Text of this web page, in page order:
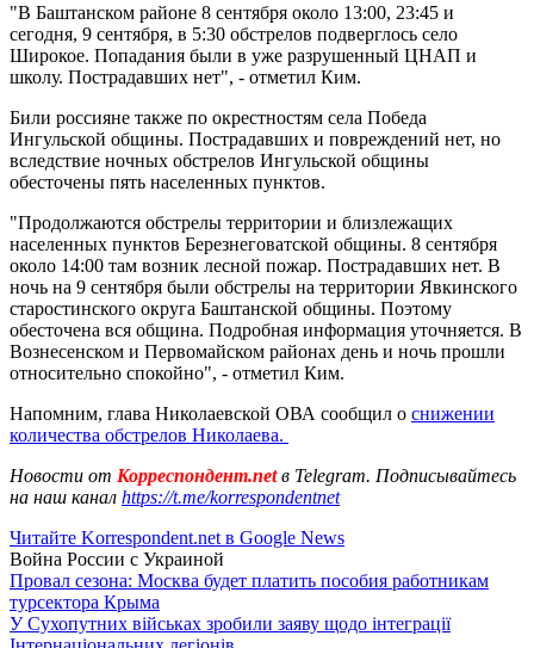
"В Баштанском районе 8 сентября около 13:00, 23:45 и
сегодня, 9 сентября, в 5:30 обстрелов подверглось село
Широкое. Попадания были в уже разрушенный ЦНАП и
школу. Пострадавших нет", - отметил Ким.
Били россияне также по окрестностям села Победа
Ингульской общины. Пострадавших и повреждений нет, но
вследствие ночных обстрелов Ингульской общины
обесточены пять населенных пунктов.
"Продолжаются обстрелы территории и близлежащих
населенных пунктов Березнеговатской общины. 8 сентября
около 14:00 там возник лесной пожар. Пострадавших нет. В
ночь на 9 сентября были обстрелы на территории Явкинского
старостинского округа Баштанской общины. Поэтому
обесточена вся община. Подробная информация уточняется. В
Вознесенском и Первомайском районах день и ночь прошли
относительно спокойно", - отметил Ким.
Напомним, глава Николаевской ОВА сообщил о снижении
количества обстрелов Николаева.
Новости от Корреспондент.netв Telegram. Подписывайтесь
на наш канал https://t.me/korrespondentnet
Читайте Korrespondent.net в Google News
Война России с Украиной
Провал сезона: Москва будет платить пособия работникам
турсектора Крыма
У Сухопутних військах зробили заяву щодо інтеграції